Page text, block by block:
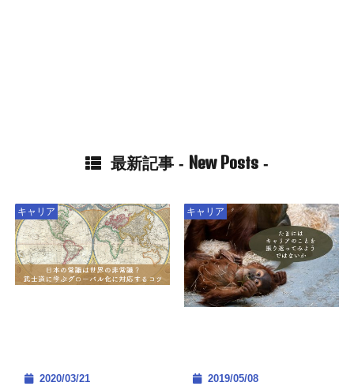
最新記事 - New Posts -
キャリア
2020/03/21
キャリア
2019/05/08